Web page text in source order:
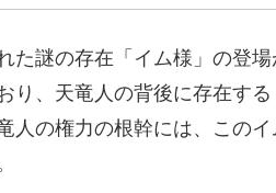
た謎の存在「イム様」の登
り、天竜人の背後に存在す
人の権力の根幹には、この